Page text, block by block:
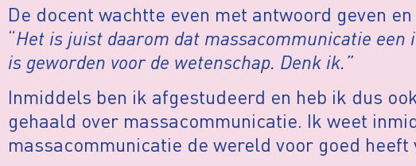
De docent wachtte even met antwoord geven
“Het is juist daarom dat massacommunicatie
is geworden voor de wetenschap. Denk ik.”
Inmiddels ben ik afgestudeerd en heb ik dus
gehaald over massacommunicatie. Ik weet
massacommunicatie de wereld voor goed heeft